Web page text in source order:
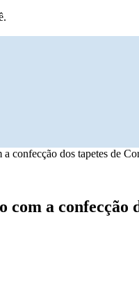
confecção dos tapetes de
a